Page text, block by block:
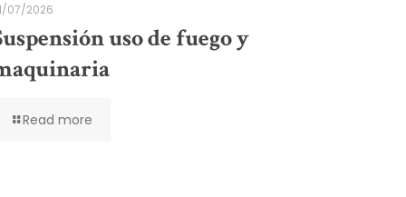
07/2026
uso de fuego y
Read more